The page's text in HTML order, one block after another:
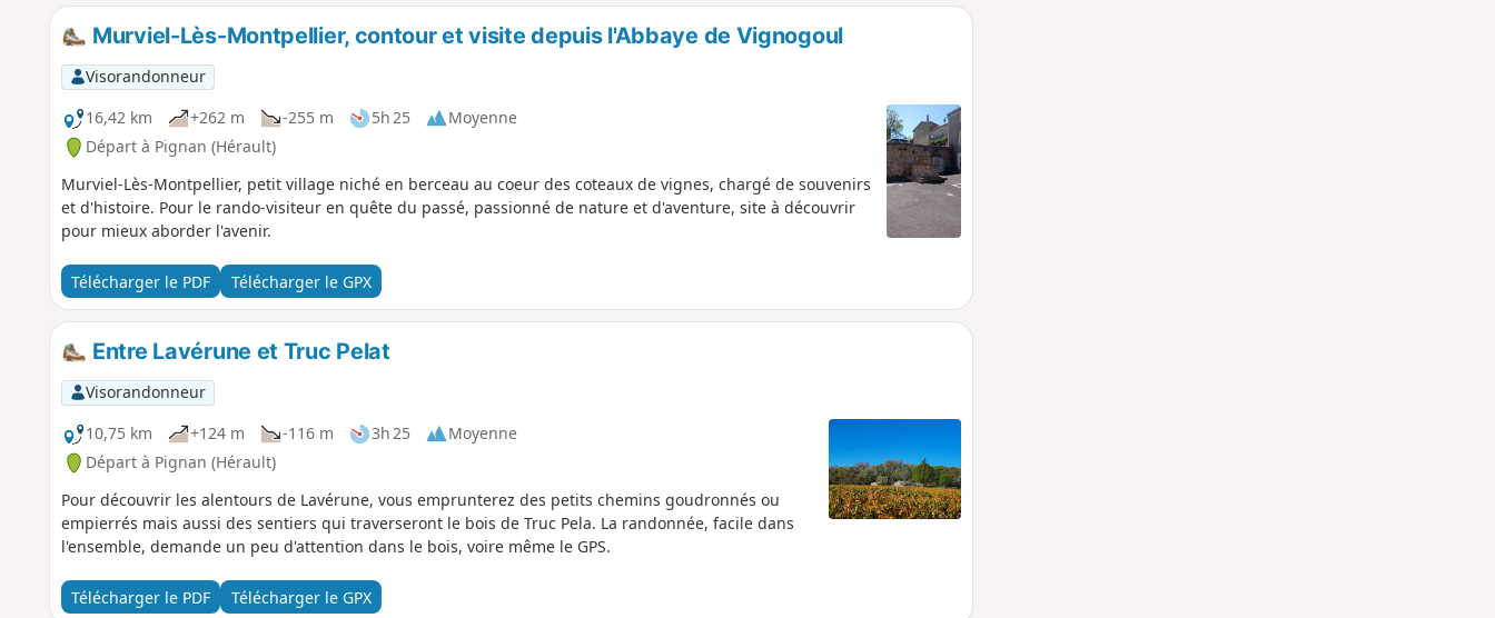
Murviel-Lès-Montpellier, contour et visite depuis l'Abbaye de Vignogoul
Visorandonneur
16,42 km
+262 m -255 m 5h 25
Moyenne
Départ à Pignan (Hérault)
Murviel-Lès-Montpellier, petit village niché en berceau au coeur des coteaux de vignes, chargé de souvenirs
et d'histoire. Pour le rando-visiteur en quête du passé, passionné de nature et d'aventure, site à découvrir
pour mieux aborder l'avenir.
Télécharger le PDF Télécharger le GPX
Entre Lavérune et Truc Pelat
Visorandonneur
10,75 km
+124 m -116 m 3h 25
Moyenne
Départ à Pignan (Hérault)
Pour découvrir les alentours de Lavérune, vous emprunterez des petits chemins goudronnés ou
empierrés mais aussi des sentiers qui traverseront le bois de Truc Pela. La randonnée, facile dans
l'ensemble, demande un peu d'attention dans le bois, voire même le GPS.
Télécharger le PDF Télécharger le GPX